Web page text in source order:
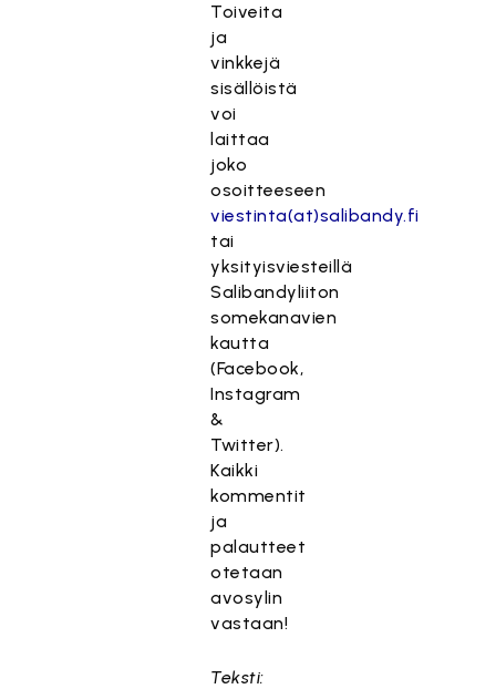
Toiveita
ja
vinkkejä
sisällöistä
voi
laittaa
joko
osoitteeseen
viestinta(at)salibandy.fi
tai
yksityisviesteillä
Salibandyliiton
somekanavien
kautta
(Facebook,
Instagram
&
Twitter).
Kaikki
kommentit
ja
palautteet
otetaan
avosylin
vastaan!
Teksti: